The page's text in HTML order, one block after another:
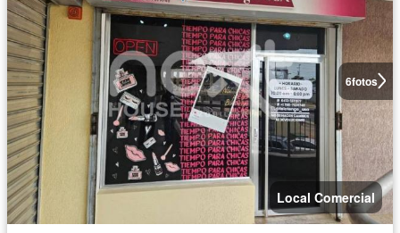
6fotos
Local Comercial